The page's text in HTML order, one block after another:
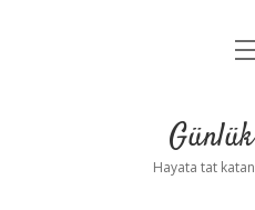
Yasal
Hayata tat